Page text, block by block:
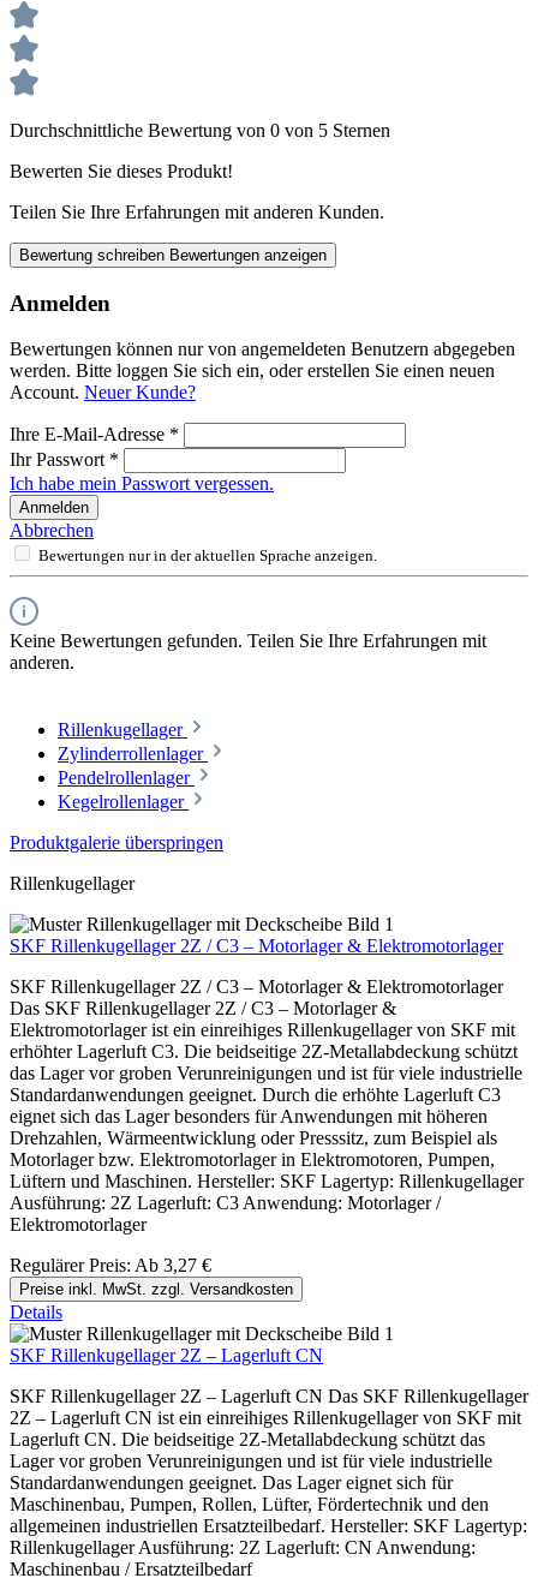
Durchschnittliche Bewertung von 0 von 5 Sternen
Bewerten Sie dieses Produkt!
Teilen Sie Ihre Erfahrungen mit anderen Kunden.
Bewertung schreiben Bewertungen anzeigen
Anmelden
Bewertungen können nur von angemeldeten Benutzern abgegeben
werden. Bitte loggen Sie sich ein, oder erstellen Sie einen neuen
Account. Neuer Kunde?
Ihre E-Mail-Adresse *
Ihr Passwort *
Ich habe mein Passwort vergessen.
Anmelden
Abbrechen
Bewertungen nur in der aktuellen Sprache anzeigen.
Keine Bewertungen gefunden. Teilen Sie Ihre Erfahrungen mit
anderen.
Rillenkugellager
Zylinderrollenlager
Pendelrollenlager
Kegelrollenlager
Produktgalerie überspringen
Rillenkugellager
SKF Rillenkugellager 2Z / C3 – Motorlager & Elektromotorlager
SKF Rillenkugellager 2Z / C3 – Motorlager & Elektromotorlager
Das SKF Rillenkugellager 2Z / C3 – Motorlager &
Elektromotorlager ist ein einreihiges Rillenkugellager von SKF mit
erhöhter Lagerluft C3. Die beidseitige 2Z-Metallabdeckung schützt
das Lager vor groben Verunreinigungen und ist für viele industrielle
Standardanwendungen geeignet. Durch die erhöhte Lagerluft C3
eignet sich das Lager besonders für Anwendungen mit höheren
Drehzahlen, Wärmeentwicklung oder Presssitz, zum Beispiel als
Motorlager bzw. Elektromotorlager in Elektromotoren, Pumpen,
Lüftern und Maschinen. Hersteller: SKF Lagertyp: Rillenkugellager
Ausführung: 2Z Lagerluft: C3 Anwendung: Motorlager /
Elektromotorlager
Regulärer Preis: Ab 3,27 €
Preise inkl. MwSt. zzgl. Versandkosten
Details
SKF Rillenkugellager 2Z – Lagerluft CN
SKF Rillenkugellager 2Z – Lagerluft CN Das SKF Rillenkugellager
2Z – Lagerluft CN ist ein einreihiges Rillenkugellager von SKF mit
Lagerluft CN. Die beidseitige 2Z-Metallabdeckung schützt das
Lager vor groben Verunreinigungen und ist für viele industrielle
Standardanwendungen geeignet. Das Lager eignet sich für
Maschinenbau, Pumpen, Rollen, Lüfter, Fördertechnik und den
allgemeinen industriellen Ersatzteilbedarf. Hersteller: SKF Lagertyp:
Rillenkugellager Ausführung: 2Z Lagerluft: CN Anwendung:
Maschinenbau / Ersatzteilbedarf